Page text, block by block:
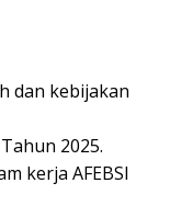
dan kebijakan
2025.
kerja AFEBSI